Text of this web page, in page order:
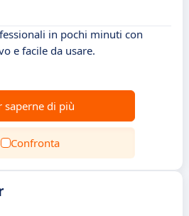
in pochi minuti con
e facile da usare.
saperne di più
Confronta